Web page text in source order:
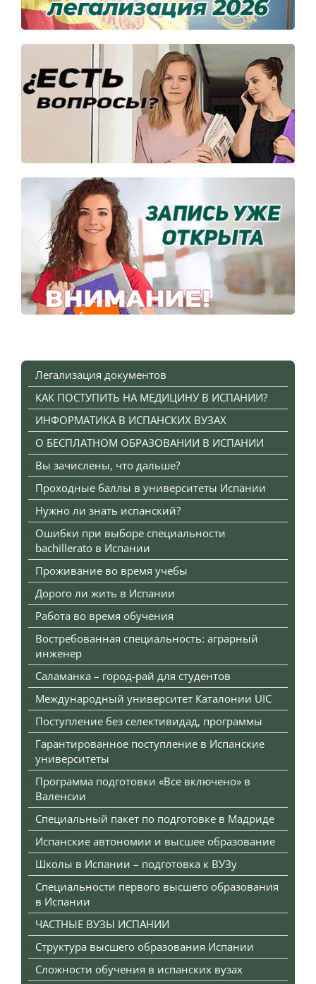
Легализация документов
КАК ПОСТУПИТЬ НА МЕДИЦИНУ В ИСПАНИИ?
ИНФОРМАТИКА В ИСПАНСКИХ ВУЗАХ
О БЕСПЛАТНОМ ОБРАЗОВАНИИ В ИСПАНИИ
Вы зачислены, что дальше?
Проходные баллы в университеты Испании
Нужно ли знать испанский?
Ошибки при выборе специальности
bachillerato в Испании
Проживание во время учебы
Дорого ли жить в Испании
Работа во время обучения
Востребованная специальность: аграрный
инженер
Саламанка – город-рай для студентов
Международный университет Каталонии UIC
Поступление без селективидад, программы
Гарантированное поступление в Испанские
университеты
Программа подготовки «Все включено» в
Валенсии
Специальный пакет по подготовке в Мадриде
Испанские автономии и высшее образование
Школы в Испании – подготовка к ВУЗу
Специальности первого высшего образования
в Испании
ЧАСТНЫЕ ВУЗЫ ИСПАНИИ
Структура высшего образования Испании
Сложности обучения в испанских вузах